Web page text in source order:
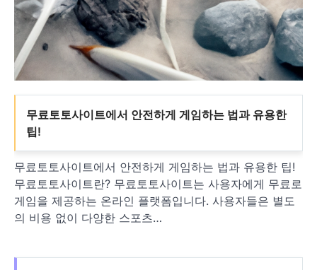
무료토토사이트에서 안전하게 게임하는 법과 유용한
팁!
무료토토사이트에서 안전하게 게임하는 법과 유용한 팁!
무료토토사이트란? 무료토토사이트는 사용자에게 무료로
게임을 제공하는 온라인 플랫폼입니다. 사용자들은 별도
의 비용 없이 다양한 스포츠…